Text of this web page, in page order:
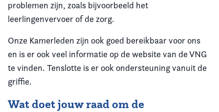
problemen zijn, zoals bijvoorbeeld het
leerlingenvervoer of de zorg.
Onze Kamerleden zijn ook goed bereikbaar voor ons
en is er ook veel informatie op de website van de VNG
te vinden. Tenslotte is er ook ondersteuning vanuit de
griffie.
Wat doet jouw raad om de